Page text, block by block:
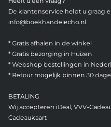
De klantenservice helpt u graag
info@boekhandelecho.nl
* Gratis afhalen in de winkel
* Gratis bezorging in Huizen
* Webshop bestellingen in
* Retour mogelijk binnen 30
BETALING
Wij accepteren iDeal, VVV-
Cadeaukaart